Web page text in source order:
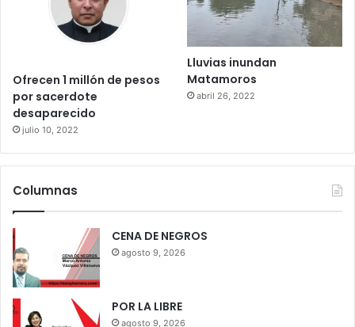
Ofrecen 1 millón de pesos
por sacerdote
desaparecido
julio 10, 2022
Lluvias inundan
Matamoros
abril 26, 2022
Columnas
CENA DE NEGROS
agosto 9, 2026
POR LA LIBRE
agosto 9, 2026